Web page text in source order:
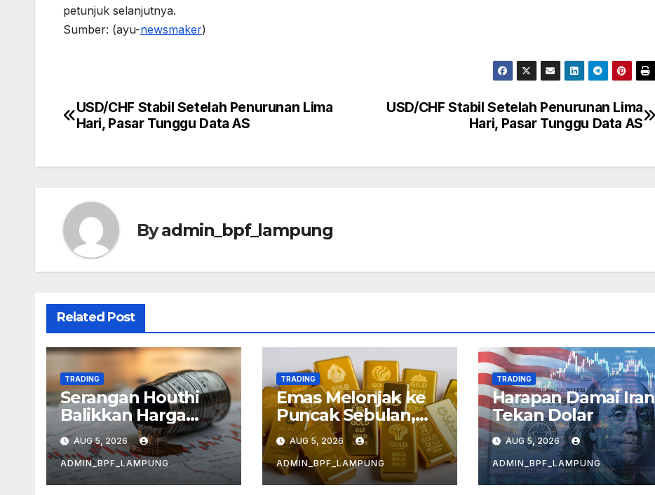
petunjuk selanjutnya.
Sumber: (ayu-newsmaker)
Post
USD/CHF Stabil Setelah Penurunan Lima
Hari, Pasar Tunggu Data AS
USD/CHF Stabil Setelah Penurunan Lima
Hari, Pasar Tunggu Data AS
Byadmin_bpf_lampung
Related Post
TRADING
Serangan Houthi
Balikkan Harga
Minyak
AUG 5, 2026
ADMIN_BPF_LAMPUNG
TRADING
Emas Melonjak ke
Puncak Sebulan,
Kekhawatiran
Inflasi Mereda
AUG 5, 2026
ADMIN_BPF_LAMPUNG
TRADING
Harapan Damai Iran
Tekan Dolar
AUG 5, 2026
ADMIN_BPF_LAMPUNG